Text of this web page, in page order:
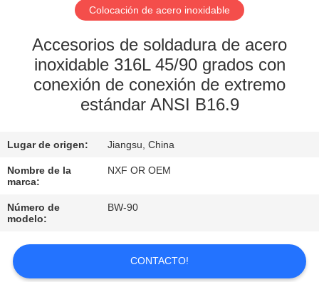
RECORRIDO
POR
FÁBRICA
DE
CALIDAD
CONTACTA
CON
NOSOTROS
Colocación de acero inoxidable
Accesorios de soldadura de acero
inoxidable 316L 45/90 grados con
conexión de conexión de extremo
estándar ANSI B16.9
Lugar de origen: Jiangsu, China
Nombre de la
marca:
NXF OR OEM
Número de
modelo:
BW-90
CONTACTO!